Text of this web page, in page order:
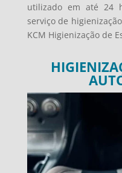
utilizado em até 24
serviço de
KCM Higienização de